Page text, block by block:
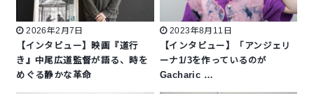
2026年2月7日
【インタビュー】映画『道行
き』中尾広道監督が語る、時を
めぐる静かな革命
2023年8月11日
【インタビュー】「アンジェリ
ーナ1/3を作っているのが
Gacharic …